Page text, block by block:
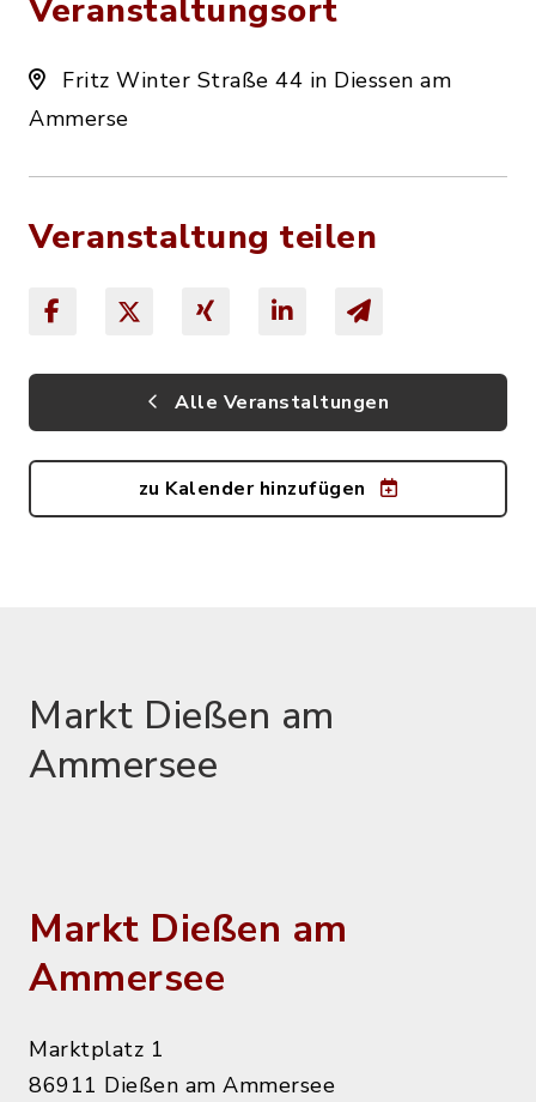
Veranstaltungsort
Fritz Winter Straße 44 in Diessen am
Ammerse
Veranstaltung teilen
Alle Veranstaltungen
zu Kalender hinzufügen
Markt Dießen am
Ammersee
Markt Dießen am
Ammersee
Marktplatz 1
86911 Dießen am Ammersee